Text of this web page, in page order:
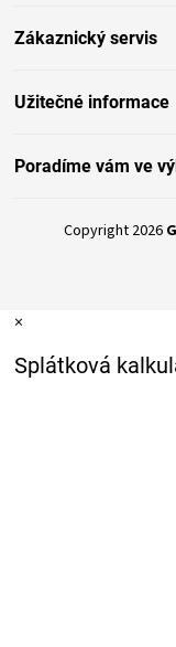
Zákaznický servis
Užitečné informace
Poradíme vám ve
Copyright 2026
×
Splátková